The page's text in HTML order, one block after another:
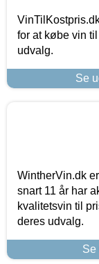
for at købe vin
udvalg.
Se
WintherVin.dk
snart 11 år har
kvalitetsvin til
deres udvalg.
Se